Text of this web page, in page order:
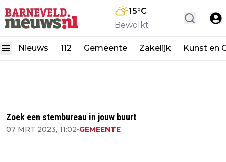
15°C
Bewolkt
Nieuws 112 Gemeente Zakelijk Kunst en
Zoek een stembureau in jouw buurt
07 MRT 2023, 11:02•GEMEENTE